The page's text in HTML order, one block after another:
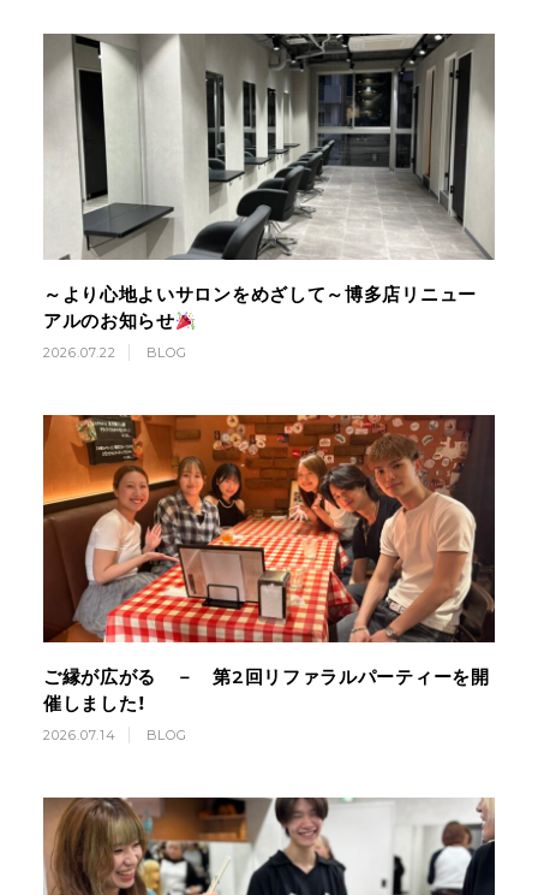
～より心地よいサロンをめざして～博多店リニュー
アルのお知らせ
2026.07.22 BLOG
ご縁が広がる － 第2回リファラルパーティーを開
催しました！
2026.07.14 BLOG